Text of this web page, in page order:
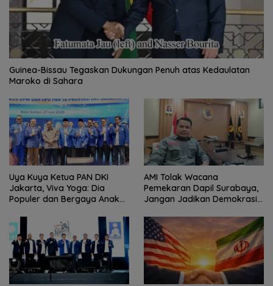
Guinea-Bissau Tegaskan Dukungan Penuh atas Kedaulatan
Maroko di Sahara
Uya Kuya Ketua PAN DKI
Jakarta, Viva Yoga: Dia
Populer dan Bergaya Anak
AMI Tolak Wacana
Pemekaran Dapil Surabaya,
Jangan Jadikan Demokrasi
Politik